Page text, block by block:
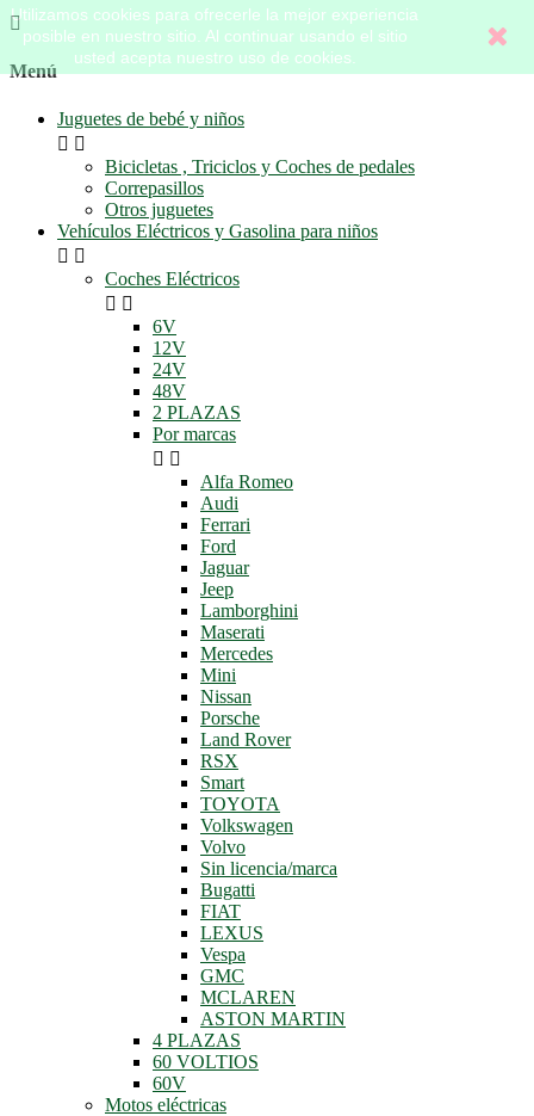
Utilizamos cookies para ofrecerle la mejor experiencia
posible en nuestro sitio. Al continuar usando el sitio
usted acepta nuestro uso de cookies.

Menú
Juguetes de bebé y niños
 
Bicicletas , Triciclos y Coches de pedales
Correpasillos
Otros juguetes
Vehículos Eléctricos y Gasolina para niños
 
Coches Eléctricos
 
6V
12V
24V
48V
2 PLAZAS
Por marcas
 
Alfa Romeo
Audi
Ferrari
Ford
Jaguar
Jeep
Lamborghini
Maserati
Mercedes
Mini
Nissan
Porsche
Land Rover
RSX
Smart
TOYOTA
Volkswagen
Volvo
Sin licencia/marca
Bugatti
FIAT
LEXUS
Vespa
GMC
MCLAREN
ASTON MARTIN
4 PLAZAS
60 VOLTIOS
60V
Motos eléctricas